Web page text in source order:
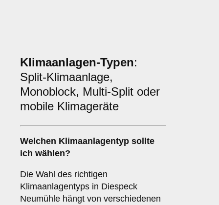
Klimaanlagen-Typen:
Split-Klimaanlage,
Monoblock, Multi-Split oder
mobile Klimageräte
Welchen Klimaanlagentyp sollte
ich wählen?
Die Wahl des richtigen
Klimaanlagentyps in Diespeck
Neumühle hängt von verschiedenen